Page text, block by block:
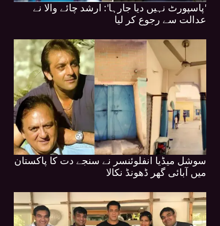
'پاسپورٹ نہیں دیا جارہا': ارشد چائے والا نے
عدالت سے رجوع کر لیا
سوشل میڈیا انفلوئنسر نے سنجے دت کا پاکستان
میں آبائی گھر ڈھونڈ نکالا